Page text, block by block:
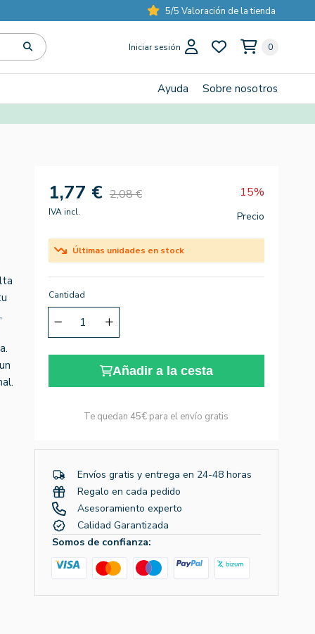
5/5 Valoración de la tienda
Iniciar sesión 0
Ayuda Sobre nosotros
1,77 € 2,08 € 15%
IVA incl. Precio
Últimas unidades en stock
Cantidad
Añadir a la cesta
Te quedan 45€ para el envío gratis
Envíos gratis y entrega en 24-48 horas
Regalo en cada pedido
Asesoramiento experto
Calidad Garantizada
Somos de confianza: